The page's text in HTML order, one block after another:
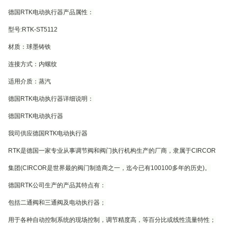
德国RTK电动执行器产品属性：
型号:RTK-ST5112
材质：球墨铸铁
连接方式：内螺纹
适用介质：蒸汽
德国RTK电动执行器详细说明：
德国RTK电动执行器
我司供应德国RTK电动执行器
RTK是德国一家专业从事调节阀和阀门执行机构生产的厂商，隶属于CIRCOR
集团(CIRCOR是世界最的阀门制造商之一，迄今已有100100多年的历史)。
德国RTK公司生产的产品其特点有：
包括二通阀和三通阀及电动执行器；
用于各种自动控制系统的现场控制，调节精度高，等百分比或线性流量特性；